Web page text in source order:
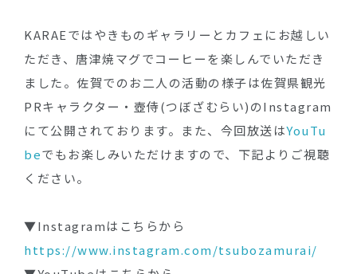
KARAEではやきものギャラリーとカフェにお越しい
ただき、唐津焼マグでコーヒーを楽しんでいただき
ました。佐賀でのお二人の活動の様子は佐賀県観光
PRキャラクター・壺侍(つぼざむらい)のInstagram
にて公開されております。また、今回放送はYouTu
beでもお楽しみいただけますので、下記よりご視聴
ください。
▼Instagramはこちらから
https://www.instagram.com/tsubozamurai/